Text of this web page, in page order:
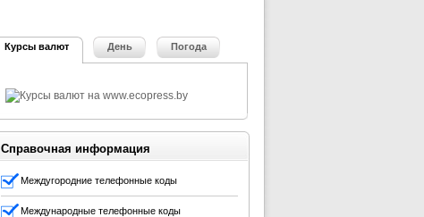
Курсы валют День Погода
Справочная информация
Междугородние телефонные коды
Международные телефонные коды